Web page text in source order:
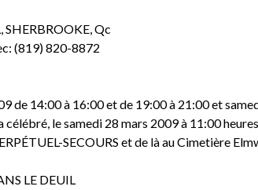
SHERBROOKE, Qc
(819) 820-8872
de 14:00 à 16:00 et de 19:00 à 21:00 et
le samedi 28 mars 2009 à 11:00 heures
SECOURS et de là au Cimetière
LE DEUIL